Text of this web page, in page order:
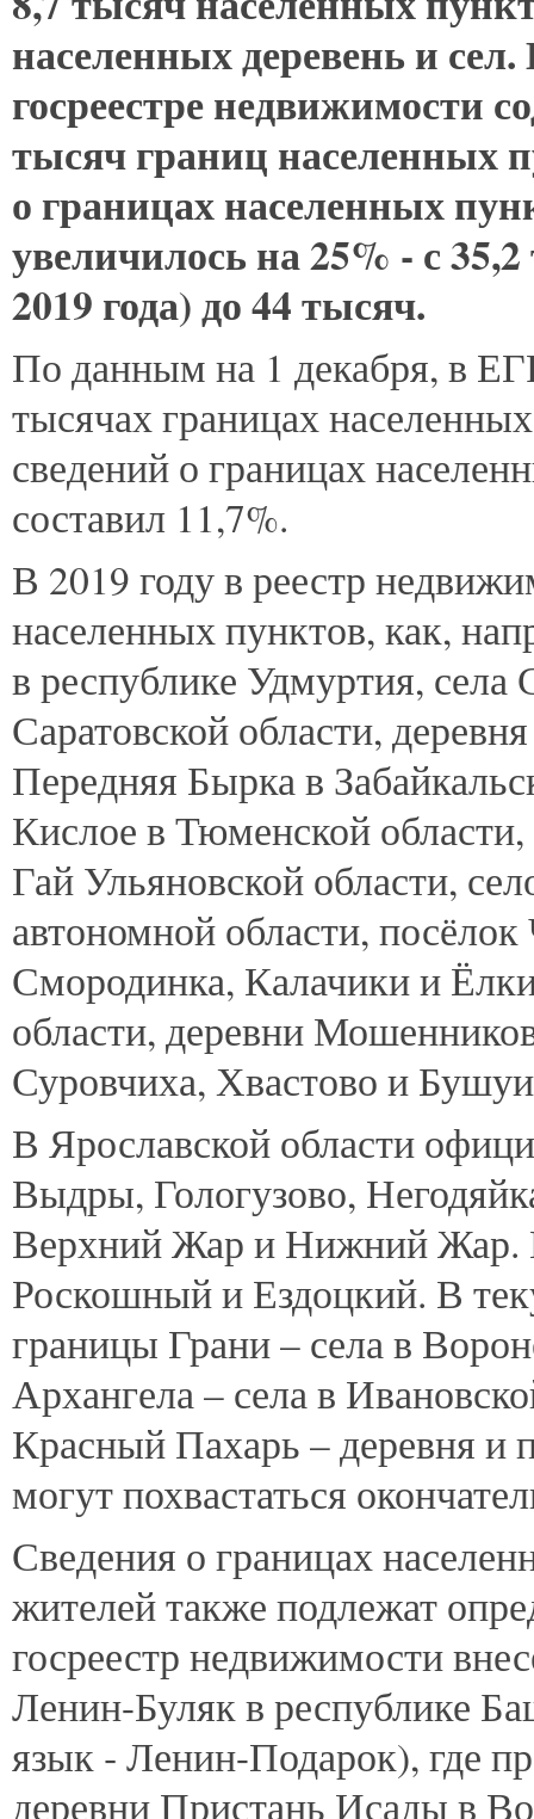
населенных деревень и
госреестре недвижимости
тысяч границ населенных
о границах населенных
увеличилось на 25% ‑ с
2019 года) до 44 тысяч.
По данным на 1 декабря, в
тысячах границах
сведений о границах
составил 11,7%.
В 2019 году в реестр
населенных пунктов, как,
в республике Удмуртия,
Саратовской области,
Передняя Бырка в
Кислое в Тюменской
Гай Ульяновской области,
автономной области,
Смородинка, Калачики и
области, деревни
Суровчиха, Хвастово и
В Ярославской области
Выдры, Гологузово,
Верхний Жар и Нижний Жар.
Роскошный и Ездоцкий. В
границы Грани – села в
Архангела – села в
Красный Пахарь – деревня и
могут похвастаться
Сведения о границах
жителей также подлежат
госреестр недвижимости
Ленин-Буляк в республике
язык ‑ Ленин-Подарок), где
деревни Пристань Исады в